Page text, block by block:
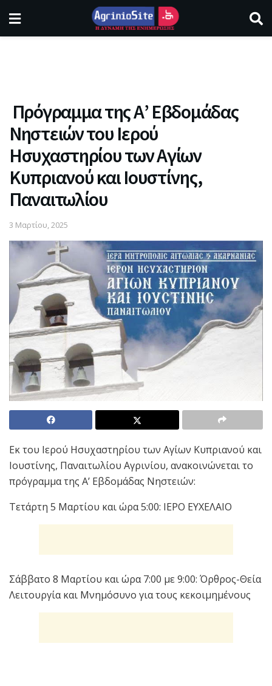
Πρόγραμμα της Α’ Εβδομάδας
Νηστειών του Ιερού
Ησυχαστηρίου των Αγίων
Κυπριανού και Ιουστίνης,
Παναιτωλίου
3 Μαρτίου, 2025
Εκ του Ιερού Ησυχαστηρίου των Αγίων Κυπριανού και
Ιουστίνης, Παναιτωλίου Αγρινίου, ανακοινώνεται το
πρόγραμμα της Α’ Εβδομάδας Νηστειών:
Τετάρτη 5 Μαρτίου και ώρα 5:00: ΙΕΡΟ ΕΥΧΕΛΑΙΟ
Σάββατο 8 Μαρτίου και ώρα 7:00 με 9:00: Όρθρος-Θεία
Λειτουργία και Μνημόσυνο για τους κεκοιμημένους